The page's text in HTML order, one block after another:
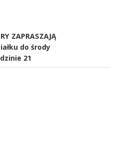
ZAPRASZAJĄ
do środy
21